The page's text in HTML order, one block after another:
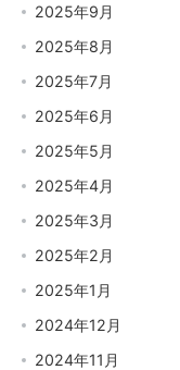
2025年9月
2025年8月
2025年7月
2025年6月
2025年5月
2025年4月
2025年3月
2025年2月
2025年1月
2024年12月
2024年11月